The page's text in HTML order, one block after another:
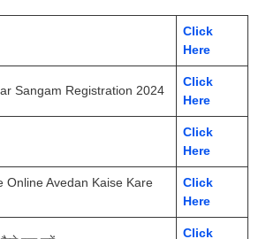
Click
Here
Sangam Registration 2024
Click
Here
Click
Here
Online Avedan Kaise Kare
Click
Here
Click